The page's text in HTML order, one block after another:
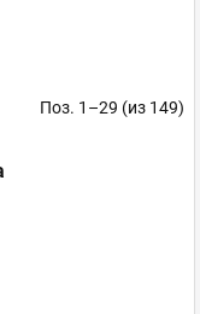
Поз. 1–29 (из 149)